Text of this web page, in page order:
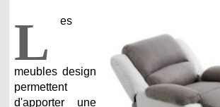
L es
meubles design
permettent
d'apporter une